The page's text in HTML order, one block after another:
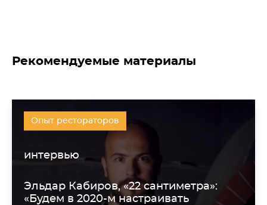
Рекомендуемые материалы
Опыт рестораторов
интервью
Эльдар Кабиров, «22 сантиметра»:
«Будем в 2020-м настраивать